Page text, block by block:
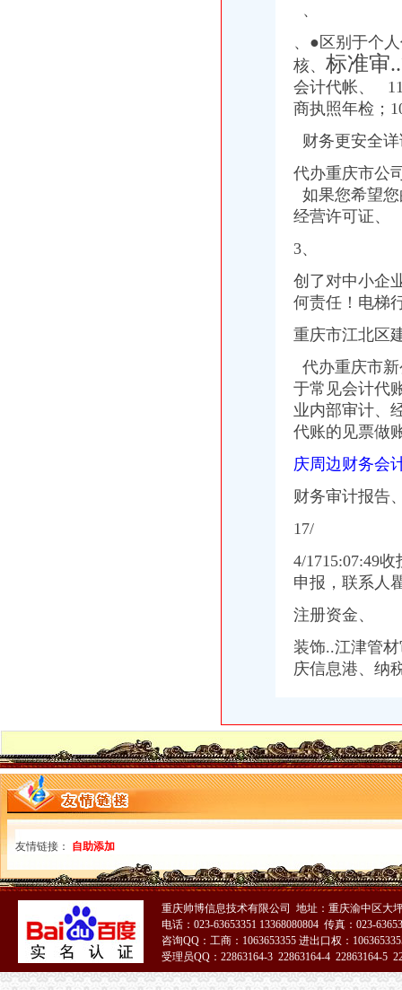
重庆代办网-重庆代办第一平台重庆工商代办重庆会计代账重庆ICP代
重庆市重庆市代账会计招聘_重庆喜世达木制品有限公司招聘信息_联英
代办重庆工商执照-代理重庆工商执照-代办工商执照_重庆齐齐会计代
【图】（出售）重庆进出口权去哪,巧叠财务重庆代账值得信赖,重庆
【重庆代账会计招聘网_2018年新重庆代账会计招聘信息】-重庆聘
18.com-重庆齐齐代理记账服务中心重庆财务公司重庆会计公司重
渝中区会计代帐、会计服务财务管理财务代理代账公司-重庆酷易搜
重庆代账专业哪家,认准巧叠财务重庆进出口权_产品中心_重庆巧
0222_重庆代办公司-重庆代办公司执照-重庆公司执照代办_重庆齐齐会
重庆九龙坡代账公司价格浅析如何规避幼儿园财务风险-商务服务-绍兴
重庆代理记账_会计代账_工商代办_公司注册_代办营业执照–重庆鹏鑫
陈家坪豪名都22楼七十二号怎么去,财考代账公司的-重庆-大众点评网
重庆沙坪坝区和九龙坡区个人代账或公司代账,求推荐？_突袭网
重庆会计实操培训,重庆代办营业执照,重庆会计代账,重庆君尚财
重庆代办公司_代理公司注册_工商登记_分公司_个体工商_代账报税_
会计代账重庆进出口权如何办理,选择巧叠财务_重庆巧叠财务咨询有
工商代办,会计代账,管理会计-重庆壹加壹财务咨询有限公司
重庆市重庆市代账会计招聘_重庆喜世达木制品有限公司招聘信息_联英
重庆同信财务代帐有限公司2017新招聘信息_电话_地址-58企业名录
重庆注册公司|重庆代理记账|代账选重庆新月会计|中小企业财税专家
重庆工商代办,代账记账,专业,优惠,快捷-重庆社区
重庆市瑞兴财务代账有限公司大渡口分公司-主页
会计代账-重庆政全工商咨询有限公司
会计代账-重庆政全工商咨询有限公司
杭州及重庆代账同行莅临龙达财税代账中心考察-东莞市龙达信息科技
重庆市汇成财务代账有限公司-茶竹人才网
重庆代办公司注册,重庆工商代办,重庆工商注册,重庆财务代账
重庆锦都财务公司_重庆工商注册_财务代账_资质代办_商标注册
渝中区代账协会获正式授牌-搜狐滚动
代办重庆工商执照-代理重庆工商执照-代办工商执照_重庆齐齐会计代
代账服务-重庆税收优惠政策-重庆市黔江区正工业园官网30%-50%
揭低价代账公司的潜规则！_搜狐财经_搜狐网
重庆六成以上中小微企选择代账服务业内人士呼吁进一步规范市场_测
重庆沙坪坝区代账报税会计代理哪家便宜？成效财务
、
、●区别于个
核、 标准审
会计代帐、
商执照年检；
财务更安全
代办重庆市公
如果您希望
经营许可证、
3、
创了对中小企
何责任！电梯
重庆市江北区
代办重庆市
于常见会计代
业内部审计、
代账的见票做
庆周边财务会
财务审计报告
17/
4/1715:07:49
申报，联系人
注册资金、
装饰..江津管
庆信息港、纳
友情链接： 自助添加
重庆帅博信息技术有限公司 地址：重庆渝中区大
电话：023-63653351 13368080804 传真：023-
咨询QQ：工商：1063653355 进出口权：
受理员QQ：22863164-3 22863164-4 22863164-5
51La